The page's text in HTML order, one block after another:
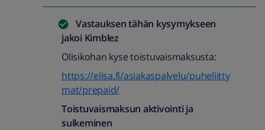
Vastauksen tähän kysymykseen
jakoi Kimblez
Olisikohan kyse toistuvaismaksusta:
https://elisa.fi/asiakaspalvelu/puheliitty
mat/prepaid/
Toistuvaismaksun aktivointi ja
sulkeminen